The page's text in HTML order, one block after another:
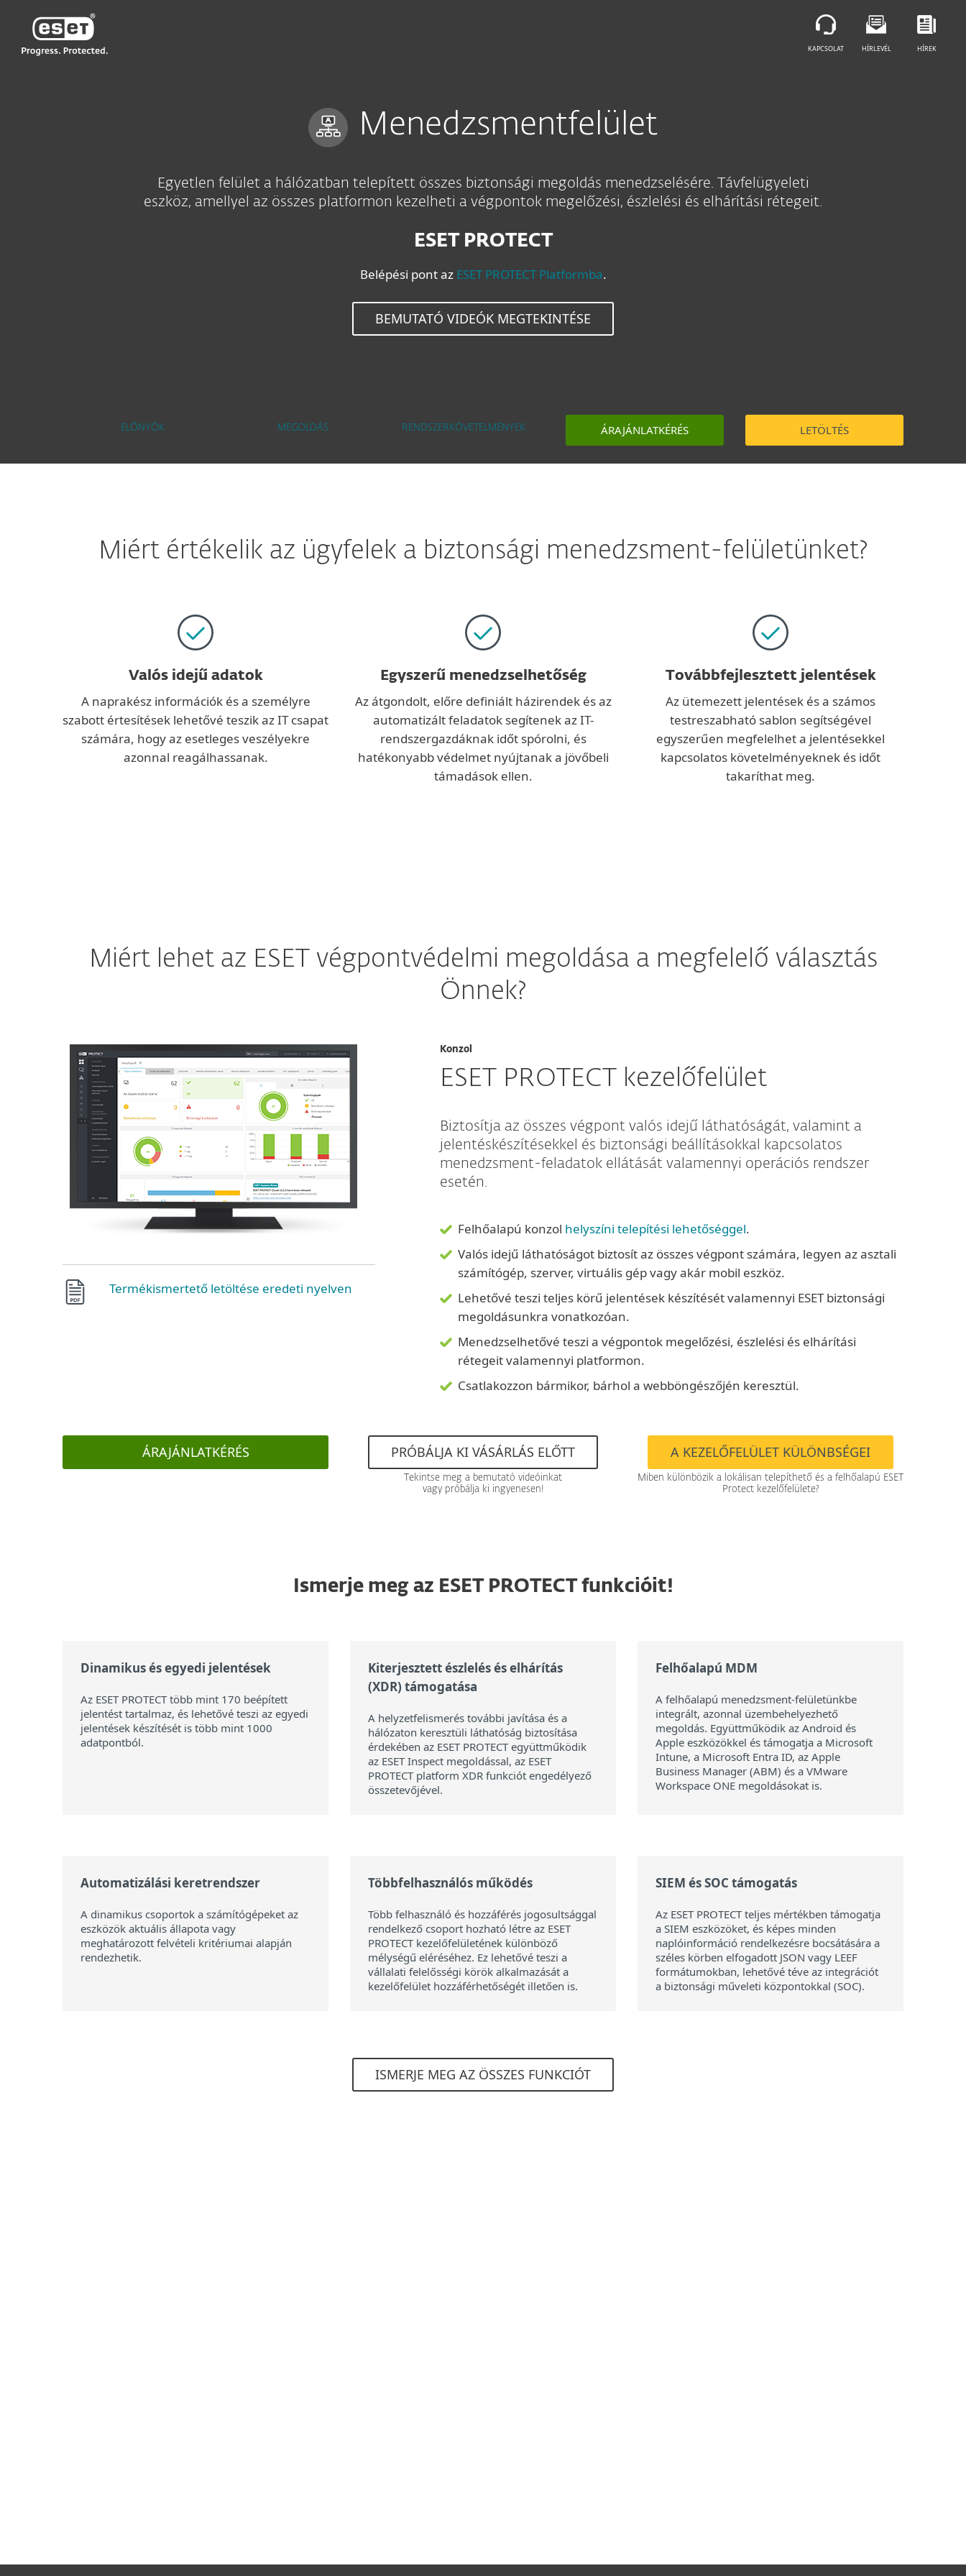
Menedzsmentfelület
Egyetlen felület a hálózatban telepített összes biztonsági megoldás menedzselésére. Távfelügyeleti
eszköz, amellyel az összes platformon kezelheti a végpontok megelőzési, észlelési és elhárítási rétegeit.
ESET PROTECT
Belépési pont az ESET PROTECT Platformba.
BEMUTATÓ VIDEÓK MEGTEKINTÉSE
ELŐNYÖK MEGOLDÁS RENDSZERKÖVETELMÉNYEK ÁRAJÁNLATKÉRÉS LETÖLTÉS
Miért értékelik az ügyfelek a biztonsági menedzsment-felületünket?
Valós idejű adatok
A naprakész információk és a személyre
szabott értesítések lehetővé teszik az IT csapat
számára, hogy az esetleges veszélyekre
azonnal reagálhassanak.
Egyszerű menedzselhetőség
Az átgondolt, előre definiált házirendek és az
automatizált feladatok segítenek az IT-
rendszergazdáknak időt spórolni, és
hatékonyabb védelmet nyújtanak a jövőbeli
támadások ellen.
Továbbfejlesztett jelentések
Az ütemezett jelentések és a számos
testreszabható sablon segítségével
egyszerűen megfelelhet a jelentésekkel
kapcsolatos követelményeknek és időt
takaríthat meg.
Miért lehet az ESET végpontvédelmi megoldása a megfelelő választás
Önnek?
Termékismertető letöltése eredeti nyelven
Konzol
ESET PROTECT kezelőfelület
Biztosítja az összes végpont valós idejű láthatóságát, valamint a
jelentéskészítésekkel és biztonsági beállításokkal kapcsolatos
menedzsment-feladatok ellátását valamennyi operációs rendszer
esetén.
Felhőalapú konzol helyszíni telepítési lehetőséggel.
Valós idejű láthatóságot biztosít az összes végpont számára, legyen az asztali
számítógép, szerver, virtuális gép vagy akár mobil eszköz.
Lehetővé teszi teljes körű jelentések készítését valamennyi ESET biztonsági
megoldásunkra vonatkozóan.
Menedzselhetővé teszi a végpontok megelőzési, észlelési és elhárítási
rétegeit valamennyi platformon.
Csatlakozzon bármikor, bárhol a webböngészőjén keresztül.
ÁRAJÁNLATKÉRÉS PRÓBÁLJA KI VÁSÁRLÁS ELŐTT
Tekintse meg a bemutató videóinkat
vagy próbálja ki ingyenesen!
A KEZELŐFELÜLET KÜLÖNBSÉGEI
Miben különbözik a lokálisan telepíthető és a felhőalapú ESET
Protect kezelőfelülete?
Ismerje meg az ESET PROTECT funkcióit!
Dinamikus és egyedi jelentések
Az ESET PROTECT több mint 170 beépített
jelentést tartalmaz, és lehetővé teszi az egyedi
jelentések készítését is több mint 1000
adatpontból.
Kiterjesztett észlelés és elhárítás
(XDR) támogatása
A helyzetfelismerés további javítása és a
hálózaton keresztüli láthatóság biztosítása
érdekében az ESET PROTECT együttműködik
az ESET Inspect megoldással, az ESET
PROTECT platform XDR funkciót engedélyező
összetevőjével.
Felhőalapú MDM
A felhőalapú menedzsment-felületünkbe
integrált, azonnal üzembehelyezhető
megoldás. Együttműködik az Android és
Apple eszközökkel és támogatja a Microsoft
Intune, a Microsoft Entra ID, az Apple
Business Manager (ABM) és a VMware
Workspace ONE megoldásokat is.
Automatizálási keretrendszer
A dinamikus csoportok a számítógépeket az
eszközök aktuális állapota vagy
meghatározott felvételi kritériumai alapján
rendezhetik.
Többfelhasználós működés
Több felhasználó és hozzáférés jogosultsággal
rendelkező csoport hozható létre az ESET
PROTECT kezelőfelületének különböző
mélységű eléréséhez. Ez lehetővé teszi a
vállalati felelősségi körök alkalmazását a
kezelőfelület hozzáférhetőségét illetően is.
SIEM és SOC támogatás
Az ESET PROTECT teljes mértékben támogatja
a SIEM eszközöket, és képes minden
naplóinformáció rendelkezésre bocsátására a
széles körben elfogadott JSON vagy LEEF
formátumokban, lehetővé téve az integrációt
a biztonsági műveleti központokkal (SOC).
ISMERJE MEG AZ ÖSSZES FUNKCIÓT
HU Vállalati KIPRÓBÁLOM
ESET
KAPCSOLAT HÍRLEVÉL HÍREK